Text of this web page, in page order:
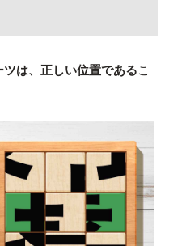
は、正しい位置であるこ